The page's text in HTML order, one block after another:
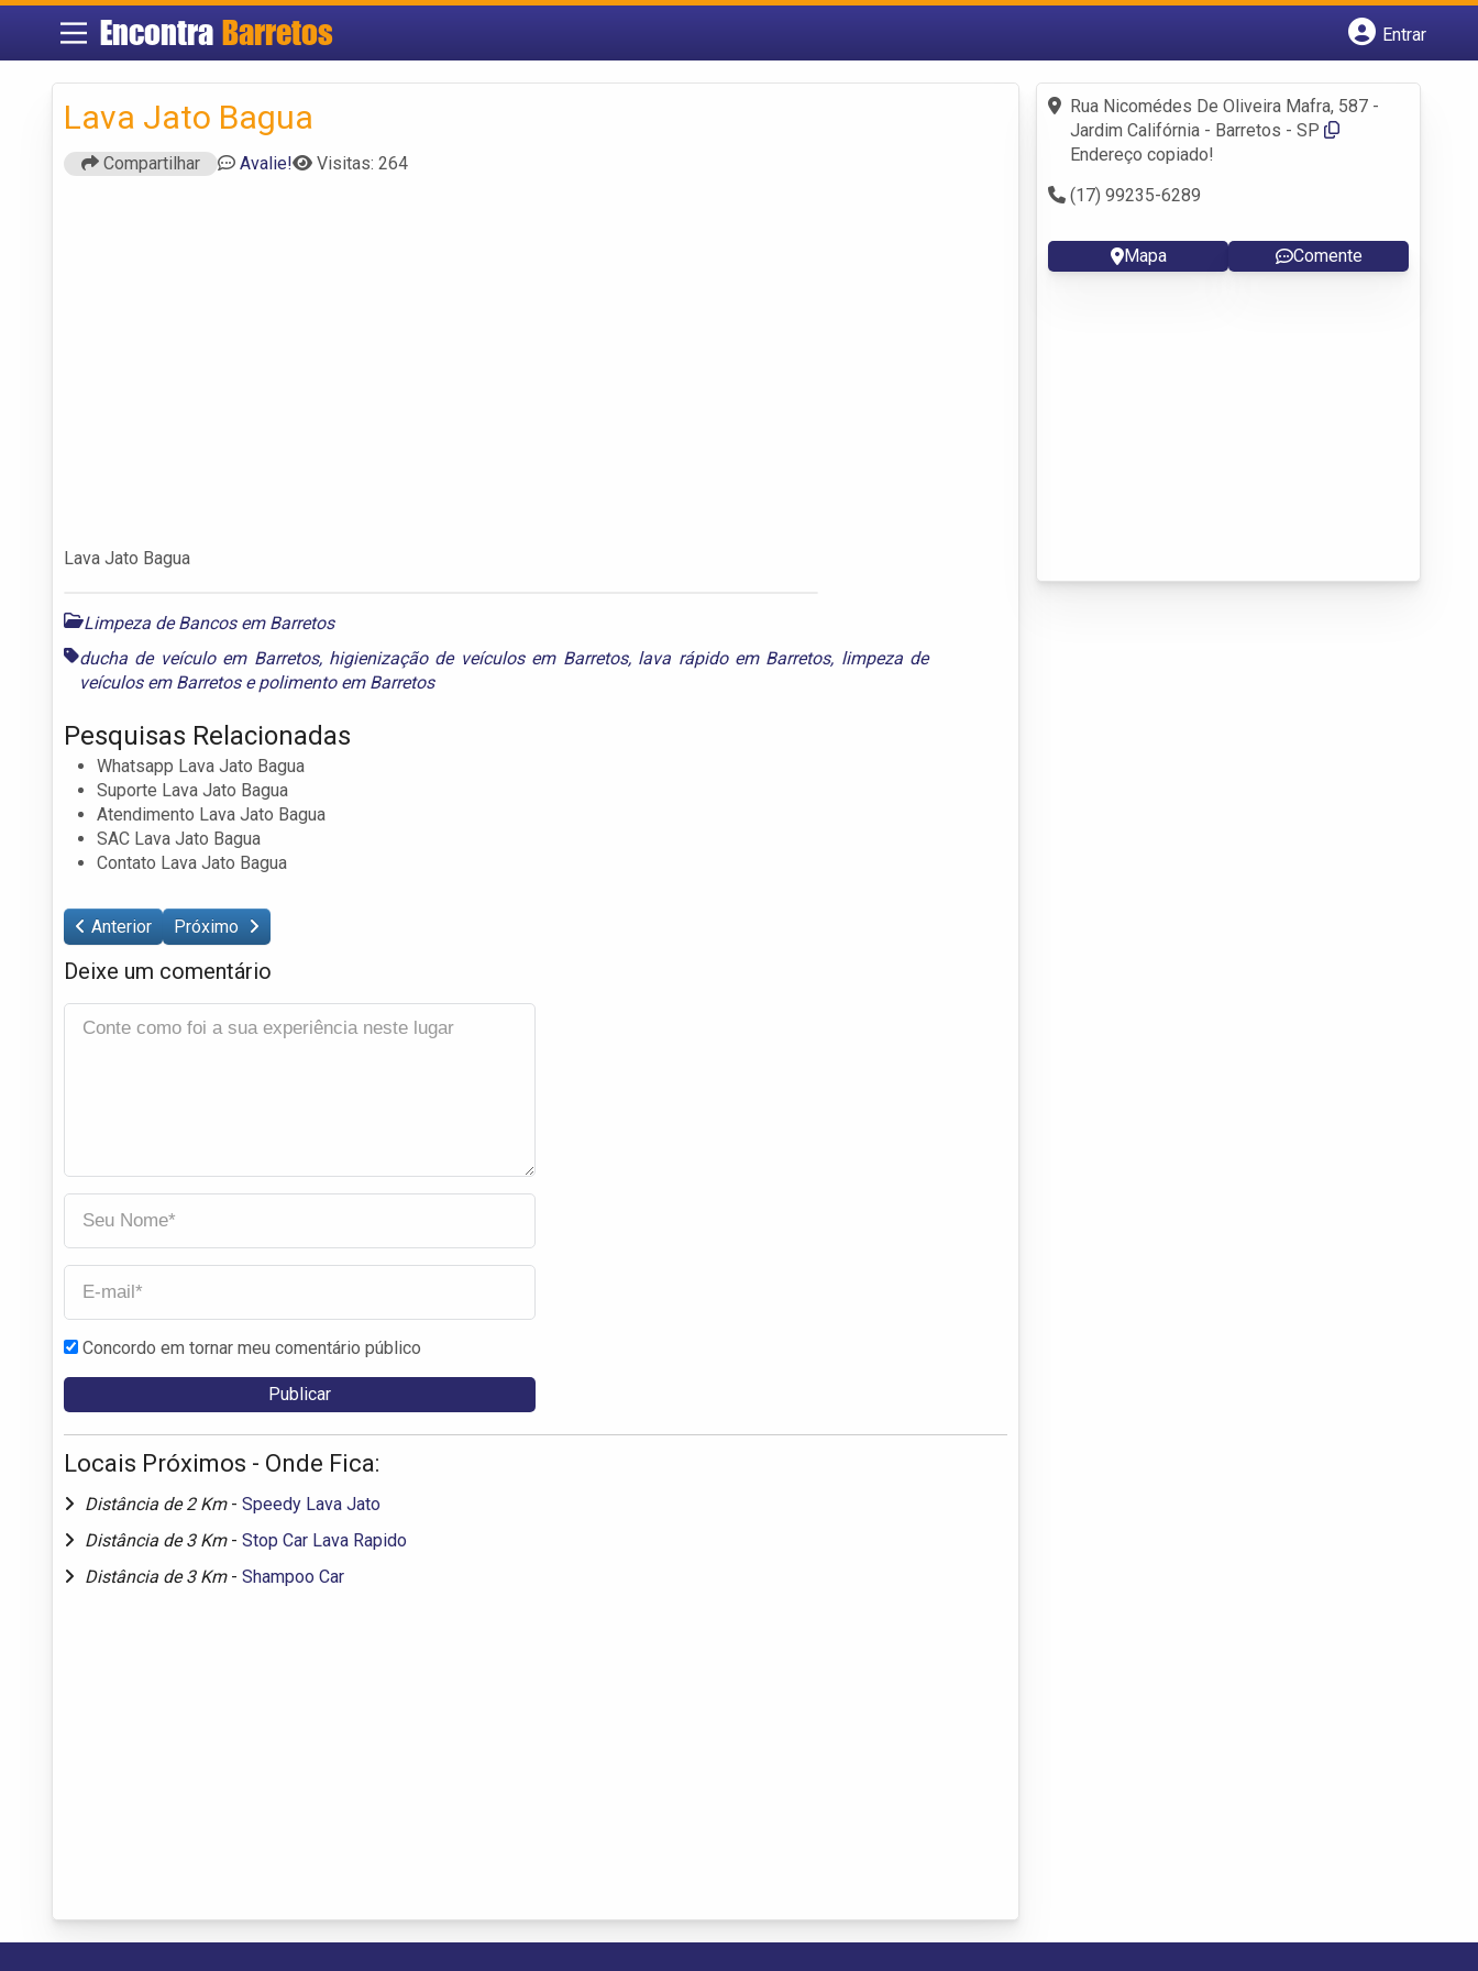
EncontraBarretos
Entrar
Fazer login
Criar conta
Lava Jato Bagua
Compartilhar Avalie! Visitas: 264
Lava Jato Bagua
Limpeza de Bancos em Barretos
ducha de veículo em Barretos, higienização de veículos em Barretos, lava rápido em Barretos, limpeza de
veículos em Barretosepolimento em Barretos
Pesquisas Relacionadas
Whatsapp Lava Jato Bagua
Suporte Lava Jato Bagua
Atendimento Lava Jato Bagua
SAC Lava Jato Bagua
Contato Lava Jato Bagua
Anterior Próximo
Deixe um comentário
Concordo em tornar meu comentário público
Locais Próximos - Onde Fica:
Distância de 2 Km - Speedy Lava Jato
Distância de 3 Km - Stop Car Lava Rapido
Distância de 3 Km - Shampoo Car
Rua Nicomédes De Oliveira Mafra, 587 -
Jardim Califórnia - Barretos - SP
Endereço copiado!
(17) 99235-6289
Mapa Comente